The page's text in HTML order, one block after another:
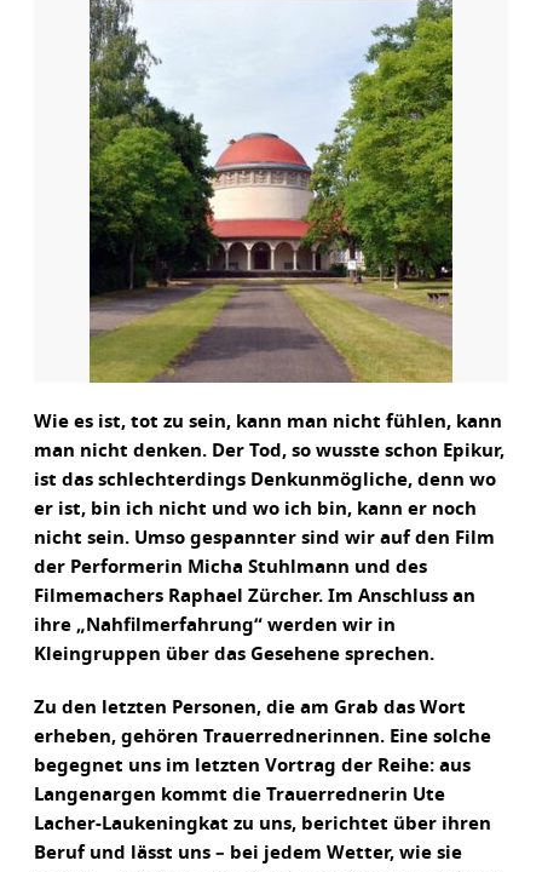
Wie es ist, tot zu sein, kann man nicht fühlen, kann
man nicht denken. Der Tod, so wusste schon Epikur,
ist das schlechterdings Denkunmögliche, denn wo
er ist, bin ich nicht und wo ich bin, kann er noch
nicht sein. Umso gespannter sind wir auf den Film
der Performerin Micha Stuhlmann und des
Filmemachers Raphael Zürcher. Im Anschluss an
ihre „Nahfilmerfahrung“ werden wir in
Kleingruppen über das Gesehene sprechen.
Zu den letzten Personen, die am Grab das Wort
erheben, gehören Trauerrednerinnen. Eine solche
begegnet uns im letzten Vortrag der Reihe: aus
Langenargen kommt die Trauerrednerin Ute
Lacher-Laukeningkat zu uns, berichtet über ihren
Beruf und lässt uns – bei jedem Wetter, wie sie